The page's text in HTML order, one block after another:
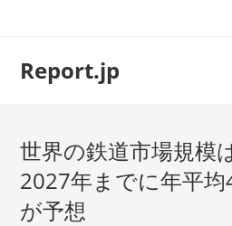
Report.jp
世界の鉄道市場規模
2027年までに年平
が予想